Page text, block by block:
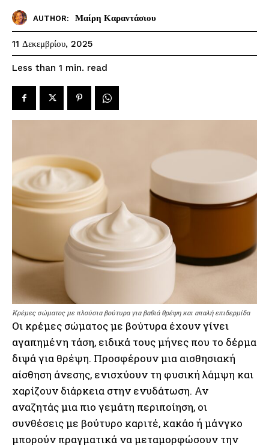
AUTHOR: Μαίρη Καραντάσιου
11 Δεκεμβρίου, 2025
Less than 1 min. read
Κρέμες σώματος με πλούσια βούτυρα για βαθιά θρέψη και απαλή επιδερμίδα
Οι κρέμες σώματος με βούτυρα έχουν γίνει
αγαπημένη τάση, ειδικά τους μήνες που το δέρμα
διψά για θρέψη. Προσφέρουν μια αισθησιακή
αίσθηση άνεσης, ενισχύουν τη φυσική λάμψη και
χαρίζουν διάρκεια στην ενυδάτωση. Αν
αναζητάς μια πιο γεμάτη περιποίηση, οι
συνθέσεις με βούτυρο καριτέ, κακάο ή μάνγκο
μπορούν πραγματικά να μεταμορφώσουν την